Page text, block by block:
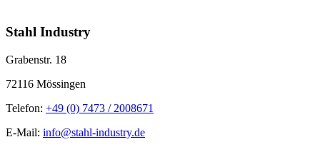
Stahl Industry
Grabenstr. 18
72116 Mössingen
Telefon: +49 (0) 7473 / 2008671
E-Mail: info@stahl-industry.de